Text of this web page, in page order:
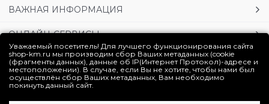
ВАЖНАЯ ИНФОРМАЦИЯ
ОНЛАЙН-СЕРВИСЫ
УСЛУГИ
ЛИЧНЫЙ КАБИНЕТ
Уважаемый посетитель! Для лучшего функционирования сайта
shop-km.ru мы производим сбор Ваших метаданных (cookie
(фрагменты данных), данные об IP(Интернет Протокол)-адресе и
местоположении). В случае, если Вы не хотите, чтобы нами был
осуществлён сбор Ваших метаданных, Вам необходимо
покинуть данный сайт.